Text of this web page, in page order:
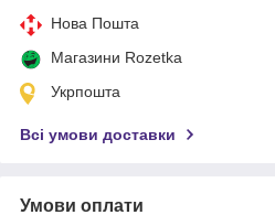
Нова Пошта
Магазини Rozetka
Укрпошта
Всі умови доставки
Умови оплати